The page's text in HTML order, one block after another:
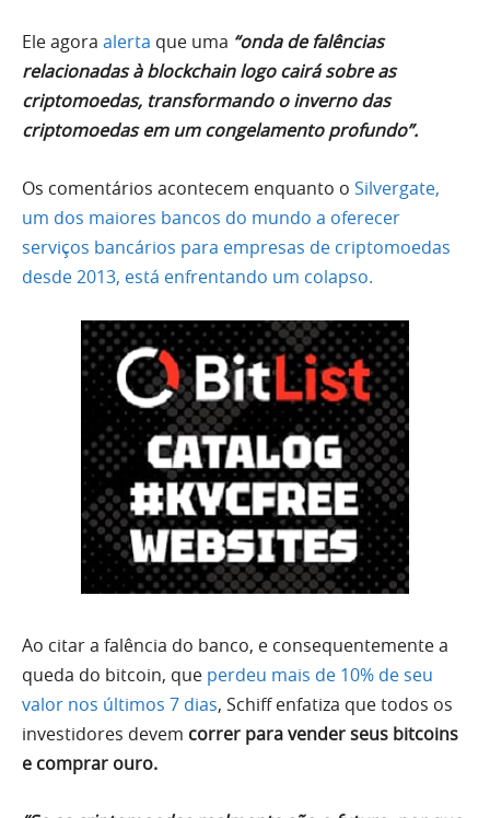
Ele agora alerta que uma “onda de falências
relacionadas à blockchain logo cairá sobre as
criptomoedas, transformando o inverno das
criptomoedas em um congelamento profundo”.
Os comentários acontecem enquanto o Silvergate,
um dos maiores bancos do mundo a oferecer
serviços bancários para empresas de criptomoedas
desde 2013, está enfrentando um colapso.
Ao citar a falência do banco, e consequentemente a
queda do bitcoin, que perdeu mais de 10% de seu
valor nos últimos 7 dias, Schiff enfatiza que todos os
investidores devem correr para vender seus bitcoins
e comprar ouro.